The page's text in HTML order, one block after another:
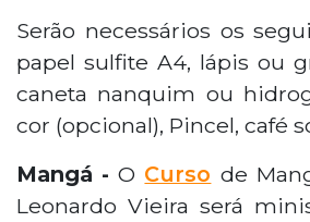
Serão necessários os
papel sulfite A4, lápis ou
caneta nanquim ou
cor (opcional), Pincel, café
Mangá - O Curso de
Leonardo Vieira será